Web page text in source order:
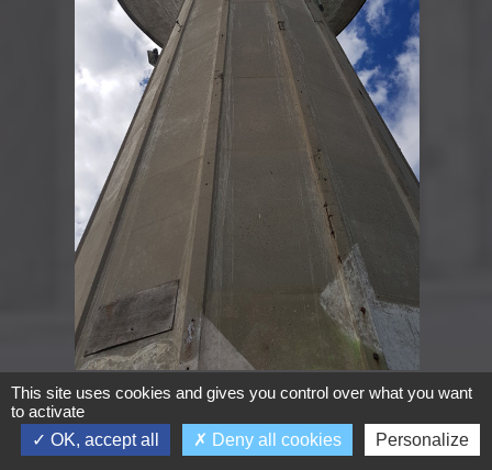
PURGE
This site uses cookies and gives you control over what you want
to activate
OK, accept all
Deny all cookies Personalize